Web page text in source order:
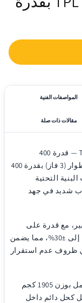
المواصفات الفنية
مقالات ذات صلة
مثبت جهد كهربائي 3 فاز سلسلة TPL ±30% — قدرة 400
كيلوفولت أمبير نظام تثبيت جهد ثلاثي الأطوار (3 فاز) بقدرة 400
التحتية
شديد في جهد
تيار تشغيل يبلغ 721.68 أمبير، مع قدرة على
تعويض تغيرات الجهد في نطاق واسع يصل إلى ±30%، مما يضمن
فولت حتى في ظروف عدم استقرار
يأتي مثبت الجهد كوحدة أرضية ثقيلة التحمل بوزن 1905 كجم
ومصمم ليعمل كحل دائم داخل